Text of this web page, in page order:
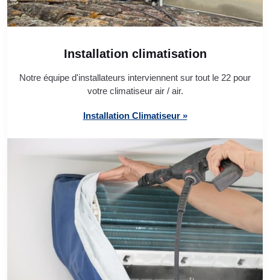
Installation climatisation
Notre équipe d'installateurs interviennent sur tout le 22 pour
votre climatiseur air / air.
Installation Climatiseur »